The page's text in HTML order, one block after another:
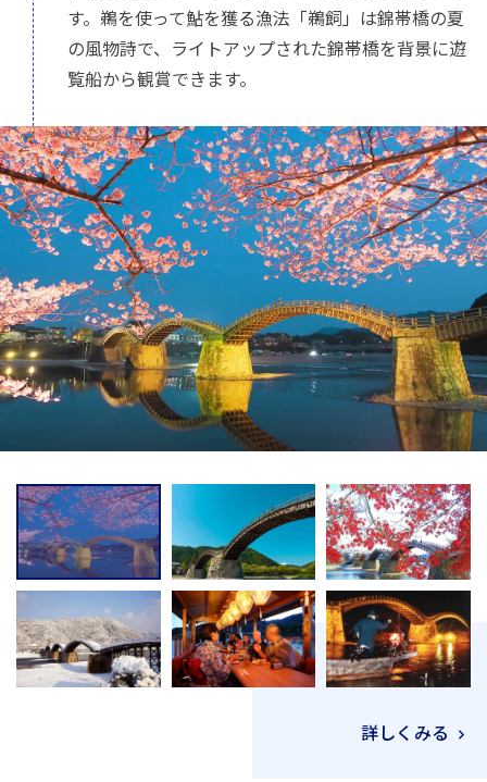
す。鵜を使って鮎を獲る漁法「鵜飼」は錦帯橋の夏
の風物詩で、ライトアップされた錦帯橋を背景に遊
覧船から観賞できます。
詳しくみる